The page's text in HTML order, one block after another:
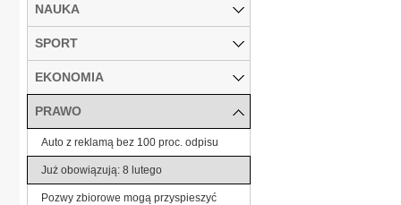
NAUKA
SPORT
EKONOMIA
PRAWO
Auto z reklamą bez 100 proc. odpisu
Już obowiązują: 8 lutego
Pozwy zbiorowe mogą przyspieszyć